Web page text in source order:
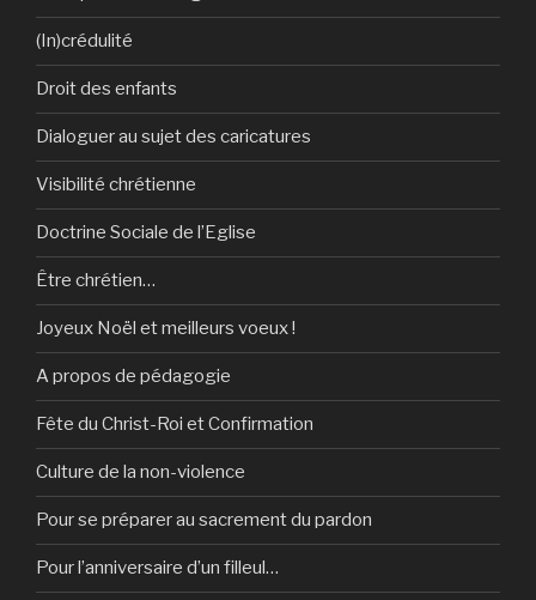
(In)crédulité
Droit des enfants
Dialoguer au sujet des caricatures
Visibilité chrétienne
Doctrine Sociale de l’Eglise
Être chrétien…
Joyeux Noël et meilleurs voeux !
A propos de pédagogie
Fête du Christ-Roi et Confirmation
Culture de la non-violence
Pour se préparer au sacrement du pardon
Pour l’anniversaire d’un filleul…